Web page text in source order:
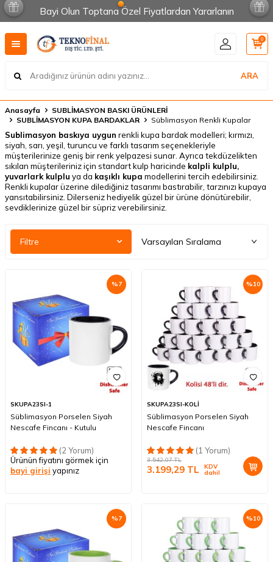
Bayi Olun Toptana Özel Fiyatlardan Yararlanın
ARA
0
Anasayfa
SUBLİMASYON BASKI ÜRÜNLERİ
SUBLİMASYON KUPA BARDAKLAR
Süblimasyon Renkli Kupalar
Sublimasyon baskıya uygun renkli kupa bardak modelleri; kırmızı,
siyah, sarı, yeşil, turuncu ve farklı tasarım seçenekleriyle
müşterilerinize geniş bir renk yelpazesi sunar. Ayrıca tekdüzelikten
sıkılan müşterileriniz için standart kulp haricinde kalpli kulplu,
yuvarlark kulplu ya da kaşıklı kupa modellerini tercih edebilirsiniz.
Renkli kupalar üzerine dilediğiniz tasarımı bastırabilir, tarzınızı kupaya
yansıtabilirsiniz. Dilerseniz hediyelik güzel bir ürüne dönütürebilir,
sevdiklerinize güzel bir süpriz verebilirsiniz.
Filtre
%7
SKUPA23SI-1
Süblimasyon Porselen Siyah
Nescafe Fincanı - Kutulu
(2 Yorum)
Ürünün fiyatını görmek için
bayi girişi yapınız
%10
SKUPA23SI-KOLİ
Süblimasyon Porselen Siyah
Nescafe Fincanı
(1 Yorum)
3.542,07TL
3.199,29 TL KDV
dahil
%7 %10